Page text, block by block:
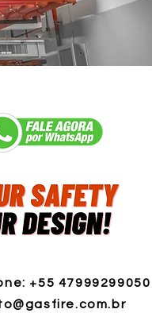
+55 47999299050